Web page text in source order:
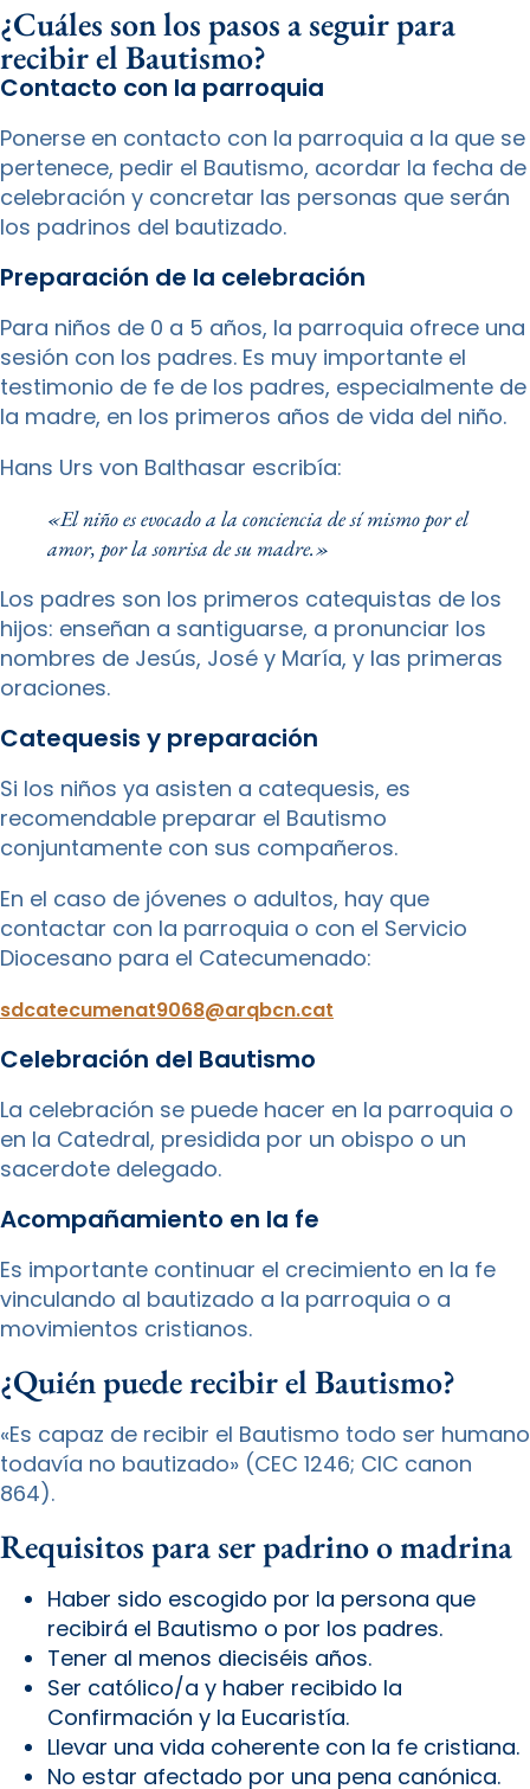
¿Cuáles son los pasos a seguir para
recibir el Bautismo?
Contacto con la parroquia
Ponerse en contacto con la parroquia a la que se
pertenece, pedir el Bautismo, acordar la fecha de
celebración y concretar las personas que serán
los padrinos del bautizado.
Preparación de la celebración
Para niños de 0 a 5 años, la parroquia ofrece una
sesión con los padres. Es muy importante el
testimonio de fe de los padres, especialmente de
la madre, en los primeros años de vida del niño.
Hans Urs von Balthasar escribía:
«El niño es evocado a la conciencia de sí mismo por el
amor, por la sonrisa de su madre.»
Los padres son los primeros catequistas de los
hijos: enseñan a santiguarse, a pronunciar los
nombres de Jesús, José y María, y las primeras
oraciones.
Catequesis y preparación
Si los niños ya asisten a catequesis, es
recomendable preparar el Bautismo
conjuntamente con sus compañeros.
En el caso de jóvenes o adultos, hay que
contactar con la parroquia o con el Servicio
Diocesano para el Catecumenado:
sdcatecumenat9068@arqbcn.cat
Celebración del Bautismo
La celebración se puede hacer en la parroquia o
en la Catedral, presidida por un obispo o un
sacerdote delegado.
Acompañamiento en la fe
Es importante continuar el crecimiento en la fe
vinculando al bautizado a la parroquia o a
movimientos cristianos.
¿Quién puede recibir el Bautismo?
«Es capaz de recibir el Bautismo todo ser humano
todavía no bautizado» (CEC 1246; CIC canon
864).
Requisitos para ser padrino o madrina
Haber sido escogido por la persona que
recibirá el Bautismo o por los padres.
Tener al menos dieciséis años.
Ser católico/a y haber recibido la
Confirmación y la Eucaristía.
Llevar una vida coherente con la fe cristiana.
No estar afectado por una pena canónica.